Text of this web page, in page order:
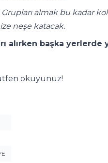
Grupları almak bu kadar
neşe katacak.
alırken başka yerlerde
okuyunuz!